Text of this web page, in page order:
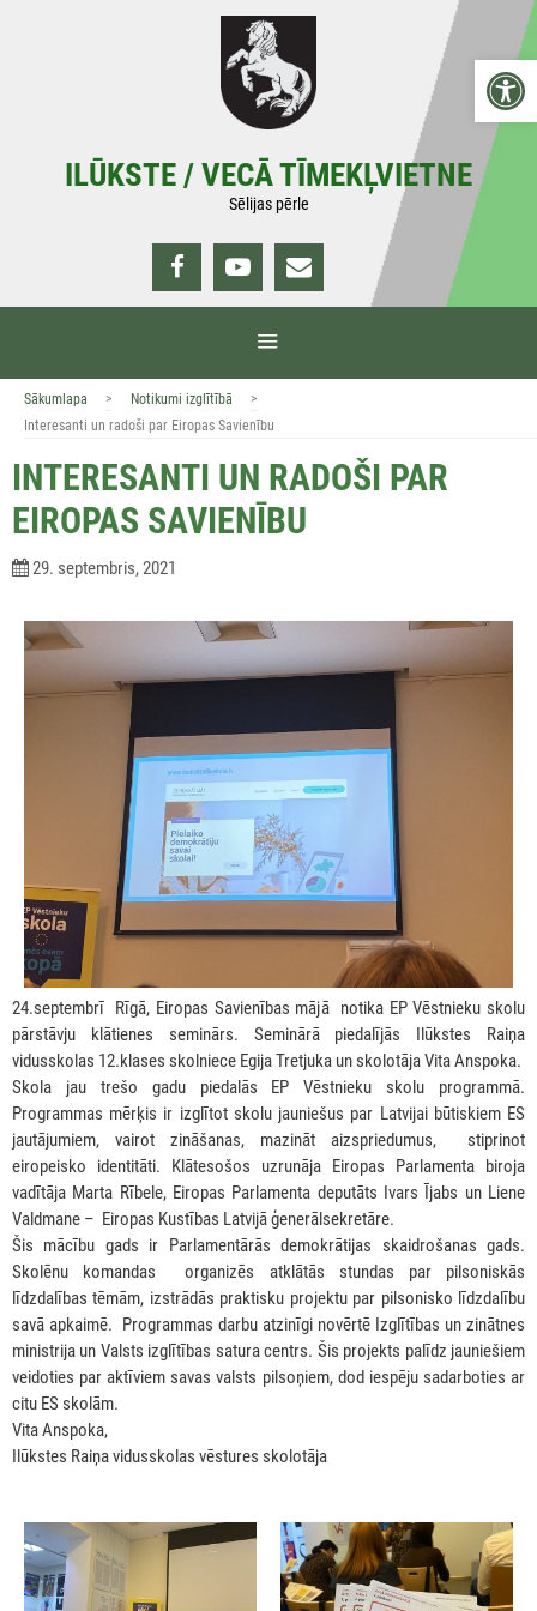
ILŪKSTE / VECĀ TĪMEKĻVIETNE
Sēlijas pērle
Sākumlapa > Notikumi izglītībā
>
Interesanti un radoši par Eiropas Savienību
INTERESANTI UN RADOŠI PAR
EIROPAS SAVIENĪBU
29. septembris, 2021
24.septembrī Rīgā, Eiropas Savienības mājā notika EP Vēstnieku skolu
pārstāvju klātienes seminārs. Seminārā piedalījās Ilūkstes Raiņa
vidusskolas 12.klases skolniece Egija Tretjuka un skolotāja Vita Anspoka.
Skola jau trešo gadu piedalās EP Vēstnieku skolu programmā.
Programmas mērķis ir izglītot skolu jauniešus par Latvijai būtiskiem ES
jautājumiem, vairot zināšanas, mazināt aizspriedumus, stiprinot
eiropeisko identitāti. Klātesošos uzrunāja Eiropas Parlamenta biroja
vadītāja Marta Rībele, Eiropas Parlamenta deputāts Ivars Ījabs un Liene
Valdmane – Eiropas Kustības Latvijā ģenerālsekretāre.
Šis mācību gads ir Parlamentārās demokrātijas skaidrošanas gads.
Skolēnu komandas organizēs atklātās stundas par pilsoniskās
līdzdalības tēmām, izstrādās praktisku projektu par pilsonisko līdzdalību
savā apkaimē. Programmas darbu atzinīgi novērtē Izglītības un zinātnes
ministrija un Valsts izglītības satura centrs. Šis projekts palīdz jauniešiem
veidoties par aktīviem savas valsts pilsoņiem, dod iespēju sadarboties ar
citu ES skolām.
Vita Anspoka,
Ilūkstes Raiņa vidusskolas vēstures skolotāja